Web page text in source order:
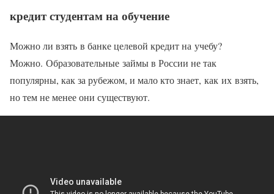
кредит студентам на обучение
Можно ли взять в банке целевой кредит на учебу?
Можно. Образовательные займы в России не так
популярны, как за рубежом, и мало кто знает, как их взять,
но тем не менее они существуют.